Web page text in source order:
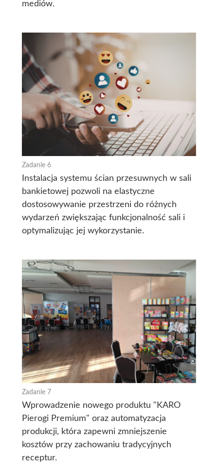
mediów.
Zadanie 6
Instalacja systemu ścian przesuwnych w sali
bankietowej pozwoli na elastyczne
dostosowywanie przestrzeni do różnych
wydarzeń zwiększając funkcjonalność sali i
optymalizując jej wykorzystanie.
Zadanie 7
Wprowadzenie nowego produktu "KARO
Pierogi Premium" oraz automatyzacja
produkcji, która zapewni zmniejszenie
kosztów przy zachowaniu tradycyjnych
receptur.